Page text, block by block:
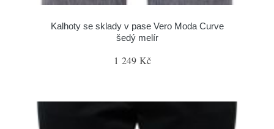
Kalhoty se sklady v pase Vero Moda Curve
šedý melír
1 249 Kč